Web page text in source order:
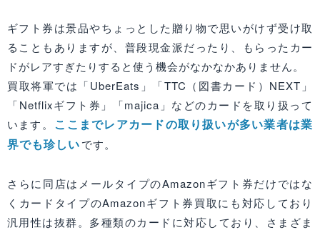
ギフト券は景品やちょっとした贈り物で思いがけず受け取
ることもありますが、普段現金派だったり、もらったカー
ドがレアすぎたりすると使う機会がなかなかありません。
買取将軍では「UberEats」「TTC（図書カード）NEXT」
「Netflixギフト券」「majica」などのカードを取り扱って
います。
ここまでレアカードの取り扱いが多い業者は業
界でも珍しいです。
さらに同店はメールタイプのAmazonギフト券だけではな
くカードタイプのAmazonギフト券買取にも対応しており
汎用性は抜群。多種類のカードに対応しており、さまざま